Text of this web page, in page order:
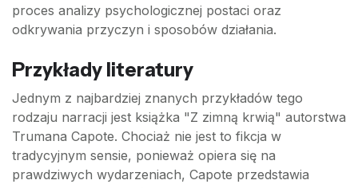
proces analizy psychologicznej postaci oraz
odkrywania przyczyn i sposobów działania.
Przykłady literatury
Jednym z najbardziej znanych przykładów tego
rodzaju narracji jest książka "Z zimną krwią" autorstwa
Trumana Capote. Chociaż nie jest to fikcja w
tradycyjnym sensie, ponieważ opiera się na
prawdziwych wydarzeniach, Capote przedstawia